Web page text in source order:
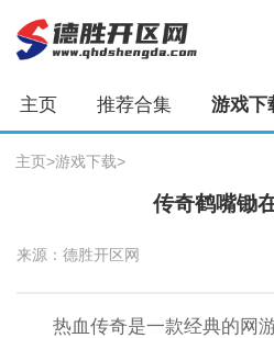
主页 推荐合集 游戏下
主页>游戏下载>
传奇鹤嘴锄
来源：德胜开区网
热血传奇是一款经典的网